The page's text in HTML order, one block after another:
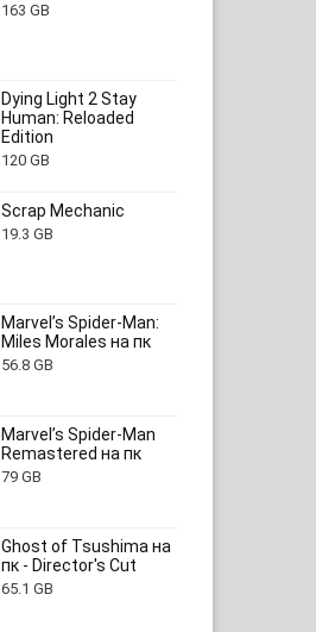
163 GB
Dying Light 2 Stay
Human: Reloaded
Edition
120 GB
Scrap Mechanic
19.3 GB
Marvel’s Spider-Man:
Miles Morales на пк
56.8 GB
Marvel’s Spider-Man
Remastered на пк
79 GB
Ghost of Tsushima на
пк - Director's Cut
65.1 GB